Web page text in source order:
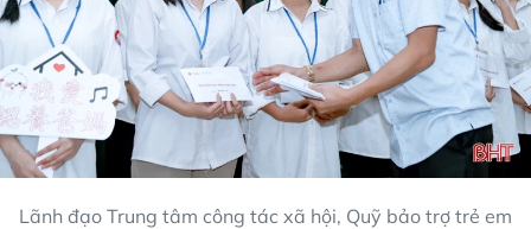
Lãnh đạo Trung tâm công tác xã hội, Quỹ bảo trợ trẻ em